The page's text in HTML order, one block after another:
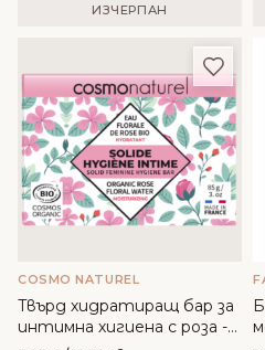
ИЗЧЕРПАН
COSMO NATUREL
Твърд хидратиращ бар за
интимна хигиена с роза -